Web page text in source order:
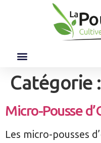
Catégorie :
Micro-Pousse
Les micro-pousses